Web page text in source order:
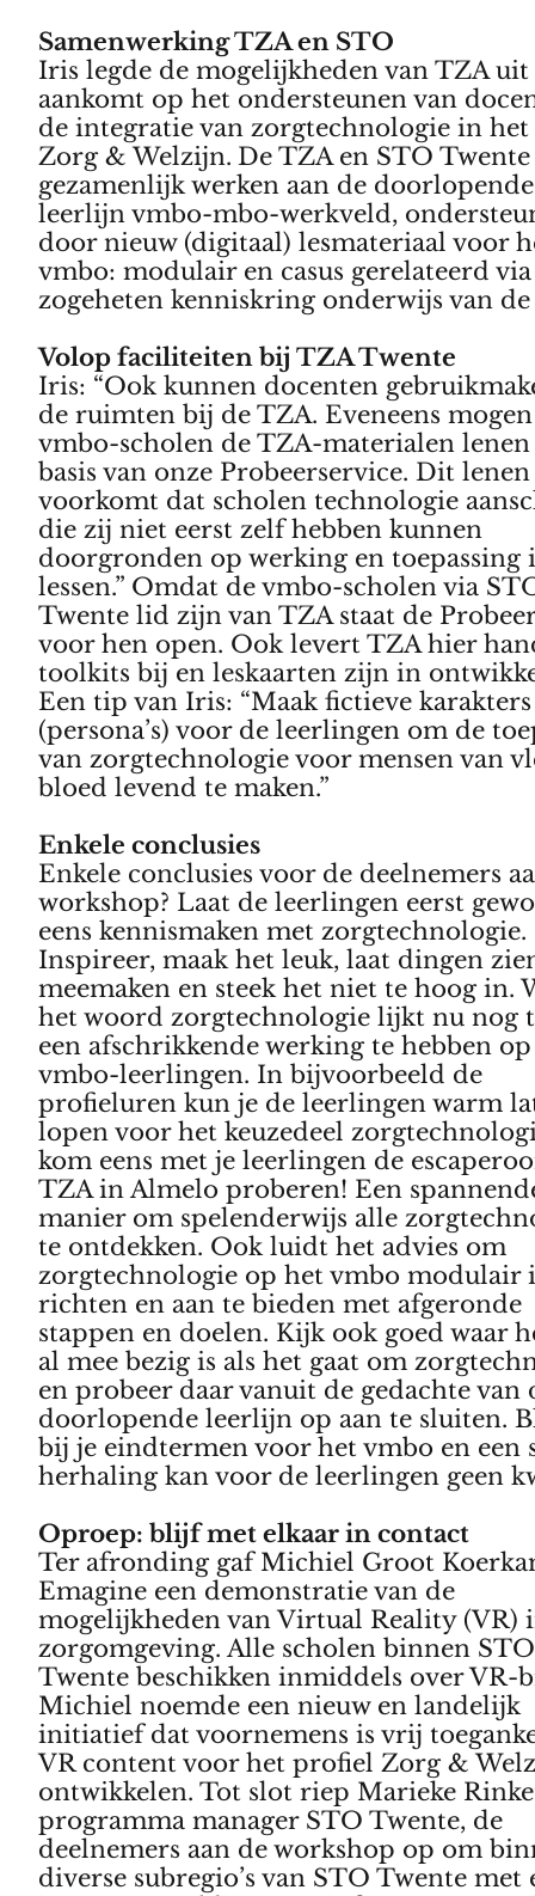
Samenwerking TZA en STO
Iris legde de mogelijkheden van TZA uit
aankomt op het ondersteunen van
de integratie van zorgtechnologie in
Zorg & Welzijn. De TZA en STO Twente
gezamenlijk werken aan de doorlopende
leerlijn vmbo-mbo-werkveld,
door nieuw (digitaal) lesmateriaal voor
vmbo: modulair en casus gerelateerd
zogeheten kenniskring onderwijs van
Volop faciliteiten bij TZA Twente
Iris: “Ook kunnen docenten
de ruimten bij de TZA. Eveneens
vmbo-scholen de TZA-materialen
basis van onze Probeerservice. Dit lenen
voorkomt dat scholen technologie
die zij niet eerst zelf hebben kunnen
doorgronden op werking en toepassing
lessen.” Omdat de vmbo-scholen via
Twente lid zijn van TZA staat de
voor hen open. Ook levert TZA hier
toolkits bij en leskaarten zijn in
Een tip van Iris: “Maak fictieve karakters
(persona’s) voor de leerlingen om de
van zorgtechnologie voor mensen van
bloed levend te maken.”
Enkele conclusies
Enkele conclusies voor de deelnemers
workshop? Laat de leerlingen eerst
eens kennismaken met zorgtechnologie.
Inspireer, maak het leuk, laat dingen
meemaken en steek het niet te hoog in.
het woord zorgtechnologie lijkt nu nog
een afschrikkende werking te hebben
vmbo-leerlingen. In bijvoorbeeld de
profieluren kun je de leerlingen warm
lopen voor het keuzedeel
kom eens met je leerlingen de
TZA in Almelo proberen! Een
manier om spelenderwijs alle
te ontdekken. Ook luidt het advies om
zorgtechnologie op het vmbo modulair
richten en aan te bieden met afgeronde
stappen en doelen. Kijk ook goed waar
al mee bezig is als het gaat om
en probeer daar vanuit de gedachte van
doorlopende leerlijn op aan te sluiten.
bij je eindtermen voor het vmbo en een
herhaling kan voor de leerlingen geen
Oproep: blijf met elkaar in contact
Ter afronding gaf Michiel Groot
Emagine een demonstratie van de
mogelijkheden van Virtual Reality (VR)
zorgomgeving. Alle scholen binnen STO
Twente beschikken inmiddels over VR-
Michiel noemde een nieuw en landelijk
initiatief dat voornemens is vrij
VR content voor het profiel Zorg &
ontwikkelen. Tot slot riep Marieke
programma manager STO Twente, de
deelnemers aan de workshop op om
diverse subregio’s van STO Twente met